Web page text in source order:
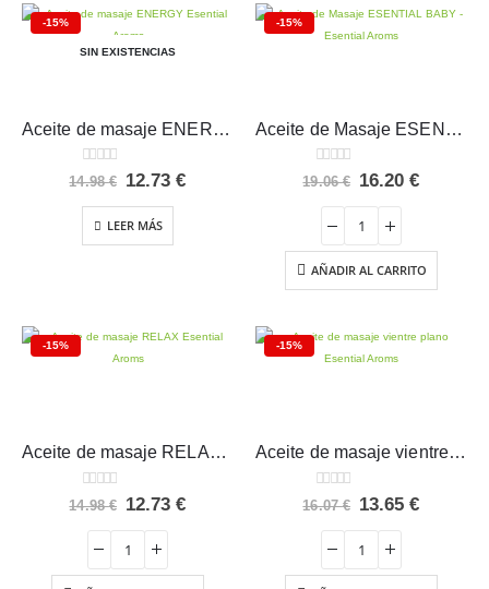
-15%
SIN EXISTENCIAS
Aceite de masaje ENERGY Esential Aroms
0 out of 5
14.98€ El
original
era:
14.98 €.
12.73€El
LEER MÁS
-15%
Aceite de Masaje ESENTIAL BABY – Esential Aroms
0 out of 5
19.06€ El
era:
19.06 €.
16.20€El
16.20 €.
AÑADIR AL CARRITO
-15%
Aceite de masaje RELAX Esential Aroms
0 out of 5
14.98€ El
original
era:
14.98 €.
12.73€El
12.73 €.
-15%
Aceite de masaje vientre plano Esential Aroms
0 out of 5
16.07€ El
original
era:
16.07 €.
13.65€El
13.65 €.